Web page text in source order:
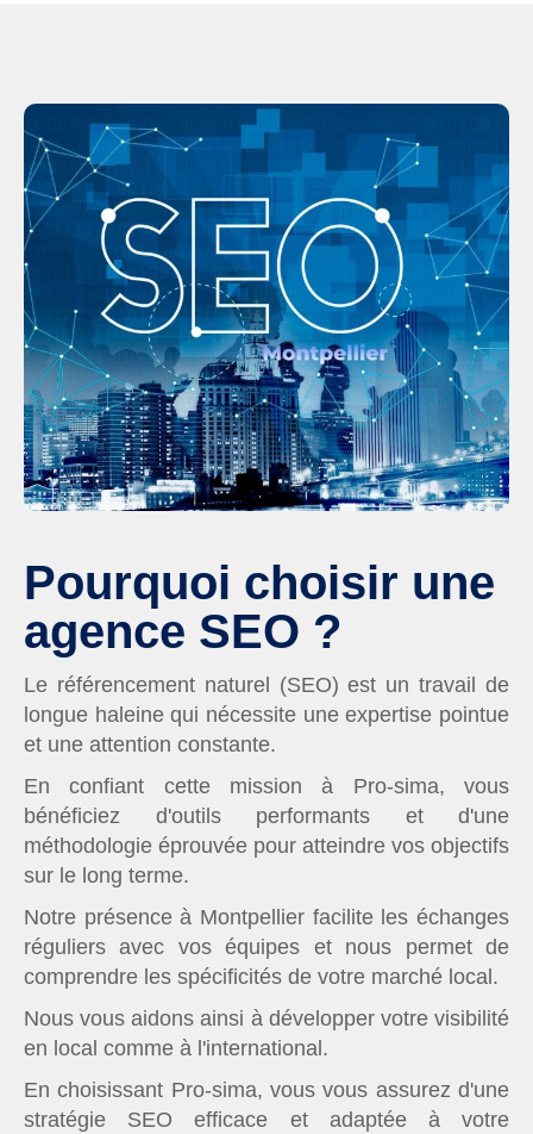
Pourquoi choisir une
agence SEO ?
Le référencement naturel (SEO) est un travail de
longue haleine qui nécessite une expertise pointue
et une attention constante.
En confiant cette mission à Pro-sima, vous
bénéficiez d'outils performants et d'une
méthodologie éprouvée pour atteindre vos objectifs
sur le long terme.
Notre présence à Montpellier facilite les échanges
réguliers avec vos équipes et nous permet de
comprendre les spécificités de votre marché local.
Nous vous aidons ainsi à développer votre visibilité
en local comme à l'international.
En choisissant Pro-sima, vous vous assurez d'une
stratégie SEO efficace et adaptée à votre